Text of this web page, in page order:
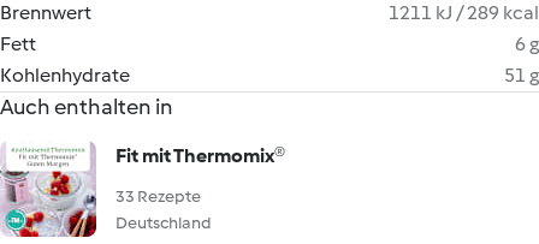
Brennwert
1211 kJ / 289 kcal
Fett
6 g
Kohlenhydrate
51 g
Auch enthalten in
Fit mit Thermomix®
33 Rezepte
Deutschland